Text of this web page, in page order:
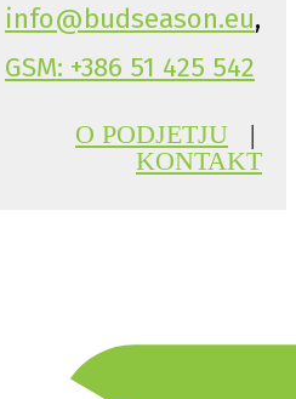
info@budseason.eu,
GSM: +386 51 425 542
O PODJETJU |
KONTAKT